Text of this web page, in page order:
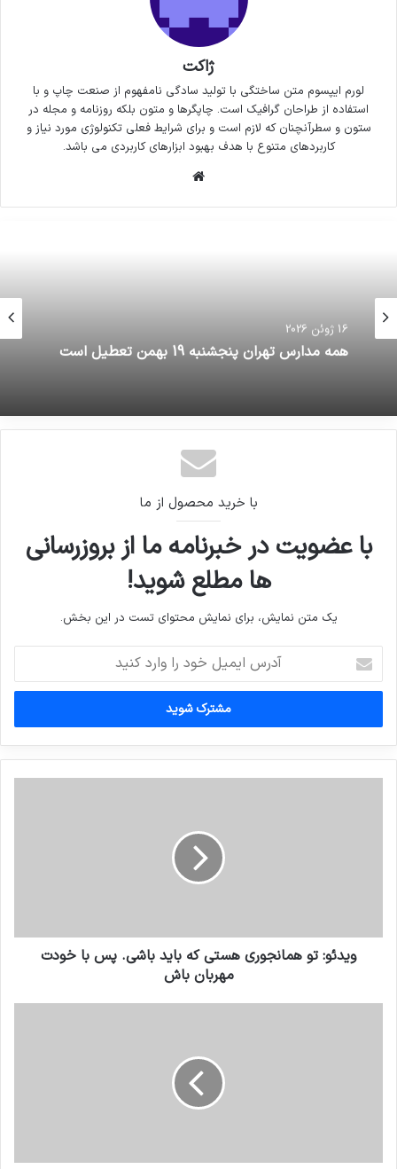
ژاکت
لورم ایپسوم متن ساختگی با تولید سادگی نامفهوم از صنعت چاپ و با
استفاده از طراحان گرافیک است. چاپگرها و متون بلکه روزنامه و مجله در
ستون و سطرآنچنان که لازم است و برای شرایط فعلی تکنولوژی مورد نیاز و
کاربردهای متنوع با هدف بهبود ابزارهای کاربردی می باشد.
16 ژوئن 2026
همه مدارس تهران پنجشنبه 19 بهمن تعطیل است
با خرید محصول از ما
با عضویت در خبرنامه ما از بروزرسانی
ها مطلع شوید!
یک متن نمایش، برای نمایش محتوای تست در این بخش.
ایمیل
خود
وارد
کنید
ویدئو: تو همانجوری هستی که باید باشی. پس با خودت
مهربان باش